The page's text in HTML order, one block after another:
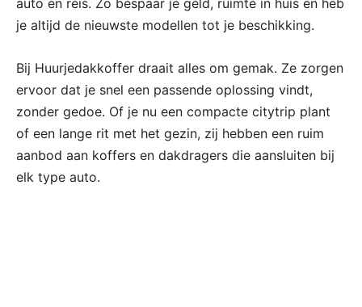
je altijd de nieuwste modellen tot je beschikking.
Bij Huurjedakkoffer draait alles om gemak. Ze zorgen
ervoor dat je snel een passende oplossing vindt,
zonder gedoe. Of je nu een compacte citytrip plant
of een lange rit met het gezin, zij hebben een ruim
aanbod aan koffers en dakdragers die aansluiten bij
elk type auto.